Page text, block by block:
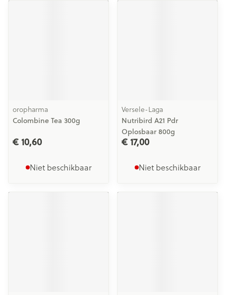
oropharma
Colombine Tea 300g
€ 10,60
Niet beschikbaar
Versele-Laga
Nutribird A21 Pdr
Oplosbaar 800g
€ 17,00
Niet beschikbaar